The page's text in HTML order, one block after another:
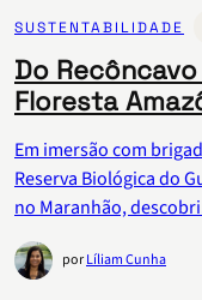
SUSTENTABILIDADE
Do
Floresta
Em imersão com
Reserva Biológica do
no Maranhão,
porLíliam Cunha